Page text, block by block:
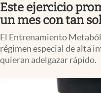
Espiritual
Streaming
PC y mobile
Este ejercicio
un mes con tan
El Entrenamiento
régimen especial de alta
quieran adelgazar rápido.